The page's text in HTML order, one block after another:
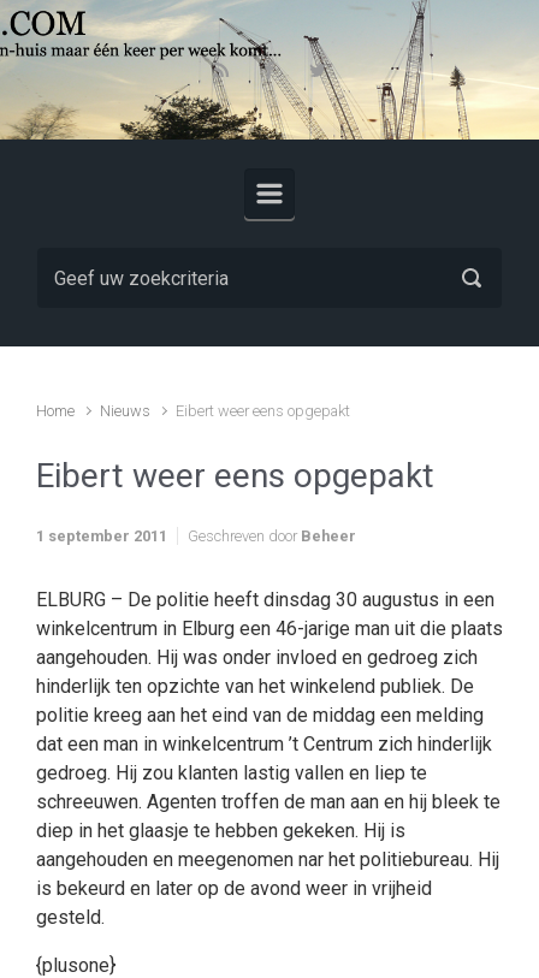
Skip to main content
Home Nieuws Eibert weer eens opgepakt
Eibert weer eens opgepakt
1 september 2011 Geschreven door Beheer
ELBURG – De politie heeft dinsdag 30 augustus in een
winkelcentrum in Elburg een 46-jarige man uit die plaats
aangehouden. Hij was onder invloed en gedroeg zich
hinderlijk ten opzichte van het winkelend publiek. De
politie kreeg aan het eind van de middag een melding
dat een man in winkelcentrum ’t Centrum zich hinderlijk
gedroeg. Hij zou klanten lastig vallen en liep te
schreeuwen. Agenten troffen de man aan en hij bleek te
diep in het glaasje te hebben gekeken. Hij is
aangehouden en meegenomen nar het politiebureau. Hij
is bekeurd en later op de avond weer in vrijheid
gesteld.
{plusone}